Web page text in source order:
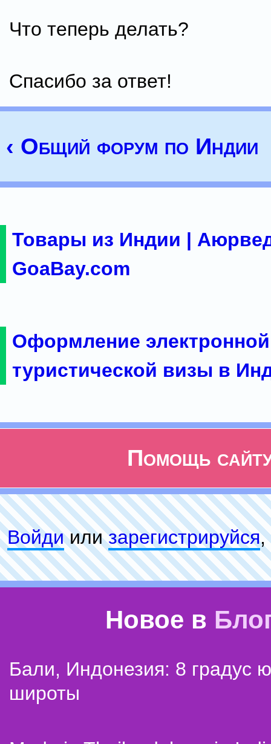
Что теперь делать?
Спасибо за ответ!
‹ Общий форум по Индии
Товары из Индии |
GoaBay.com
Оформление электронной
туристической визы в
Помощь
Войдиилизарeгиcтpируйся,
Новое в
Бали, Индонезия: 8 градус
широты